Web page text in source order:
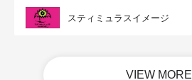
スティミュラスイメージ
VIEW MORE